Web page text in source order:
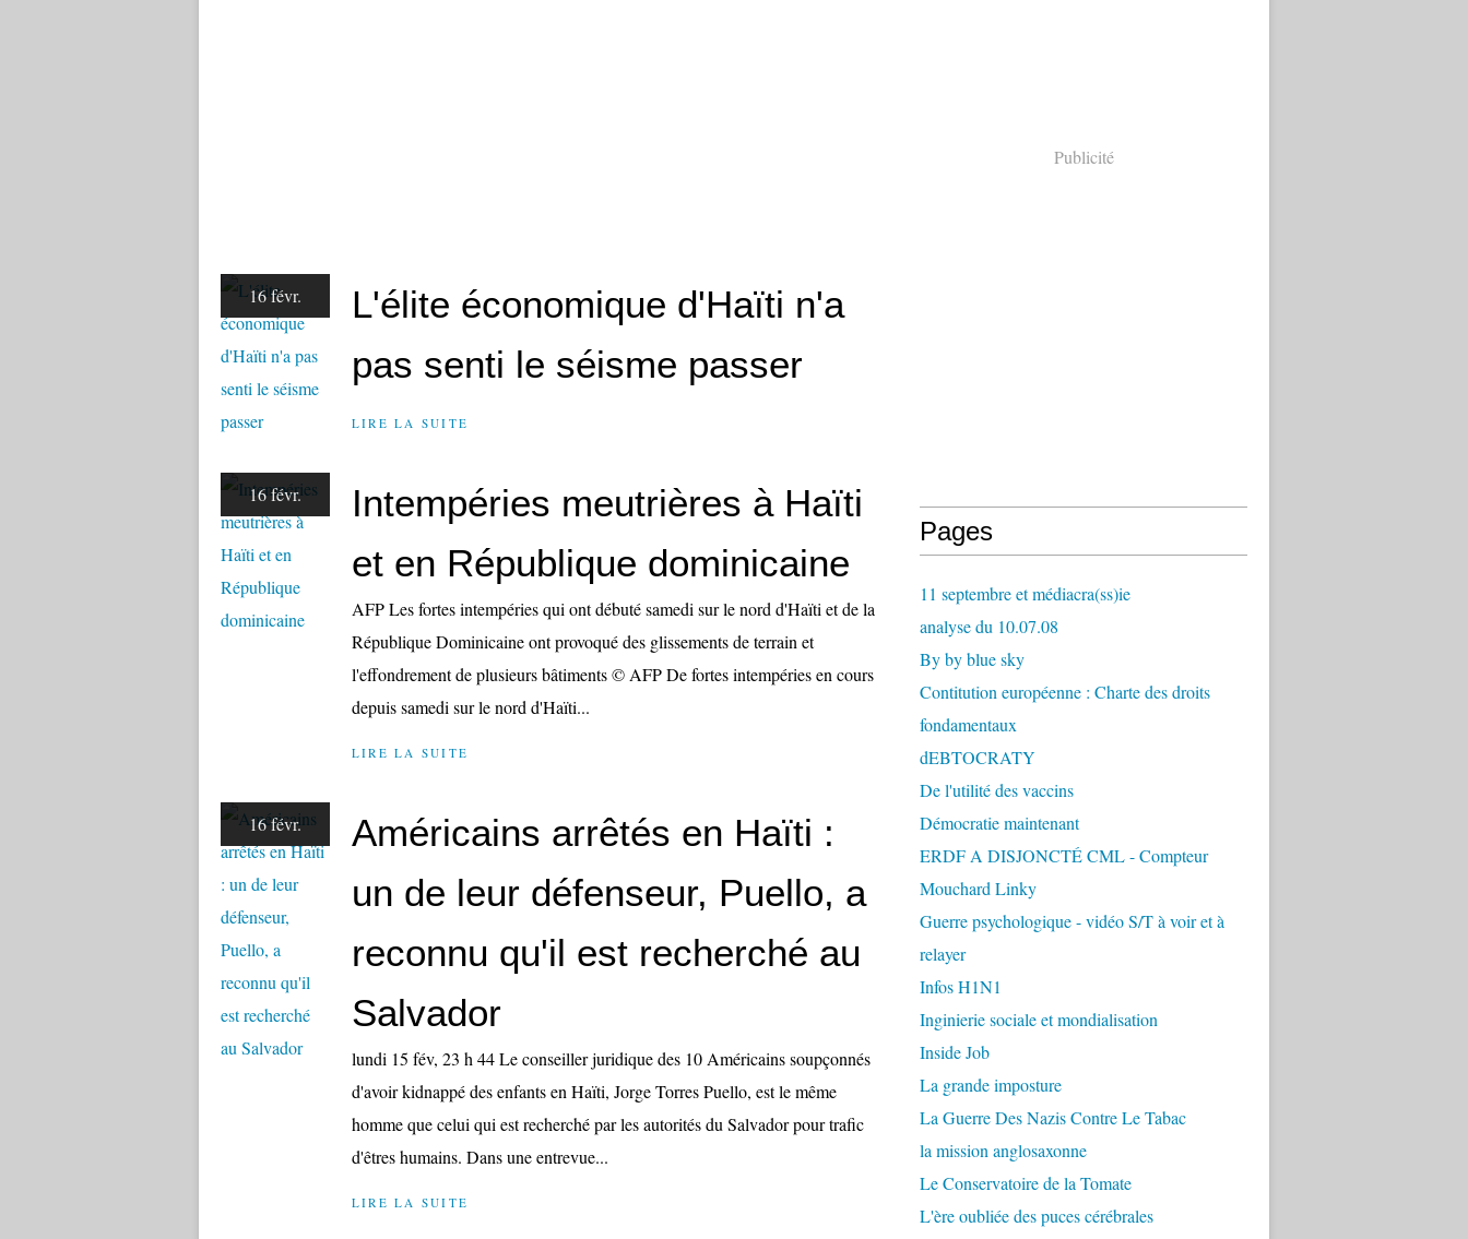
16 févr.
L'élite économique d'Haïti n'a
pas senti le séisme passer
LIRE LA SUITE
16 févr.
Intempéries meutrières à Haïti
et en République dominicaine
AFP Les fortes intempéries qui ont débuté samedi sur le nord d'Haïti et de la
République Dominicaine ont provoqué des glissements de terrain et
l'effondrement de plusieurs bâtiments © AFP De fortes intempéries en cours
depuis samedi sur le nord d'Haïti...
LIRE LA SUITE
16 févr.
Américains arrêtés en Haïti :
un de leur défenseur, Puello, a
reconnu qu'il est recherché au
Salvador
lundi 15 fév, 23 h 44 Le conseiller juridique des 10 Américains soupçonnés
d'avoir kidnappé des enfants en Haïti, Jorge Torres Puello, est le même
homme que celui qui est recherché par les autorités du Salvador pour trafic
d'êtres humains. Dans une entrevue...
LIRE LA SUITE
Publicité
Pages
11 septembre et médiacra(ss)ie
analyse du 10.07.08
By by blue sky
Contitution européenne : Charte des droits
fondamentaux
dEBTOCRATY
De l'utilité des vaccins
Démocratie maintenant
ERDF A DISJONCTÉ CML - Compteur
Mouchard Linky
Guerre psychologique - vidéo S/T à voir et à
relayer
Infos H1N1
Inginierie sociale et mondialisation
Inside Job
La grande imposture
La Guerre Des Nazis Contre Le Tabac
la mission anglosaxonne
Le Conservatoire de la Tomate
L'ère oubliée des puces cérébrales